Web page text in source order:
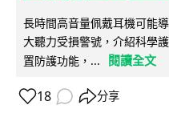
長時間高音量佩戴耳機可能
大聽力受損警號，介紹科學
置防護功能，...
閱讀全文
18 分享